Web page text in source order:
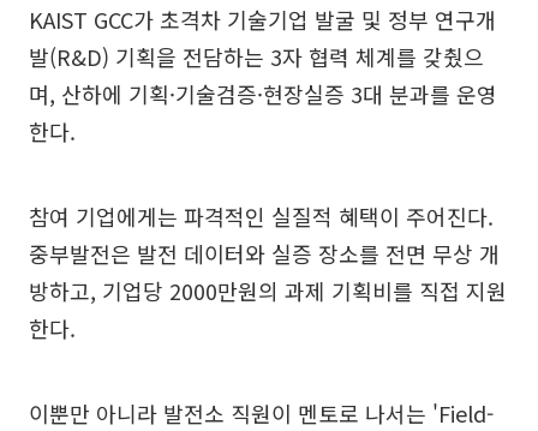
KAIST GCC가 초격차 기술기업 발굴 및 정부 연구개
발(R&D) 기획을 전담하는 3자 협력 체계를 갖췄으
며, 산하에 기획·기술검증·현장실증 3대 분과를 운영
한다.
참여 기업에게는 파격적인 실질적 혜택이 주어진다.
중부발전은 발전 데이터와 실증 장소를 전면 무상 개
방하고, 기업당 2000만원의 과제 기획비를 직접 지원
한다.
이뿐만 아니라 발전소 직원이 멘토로 나서는 'Field-